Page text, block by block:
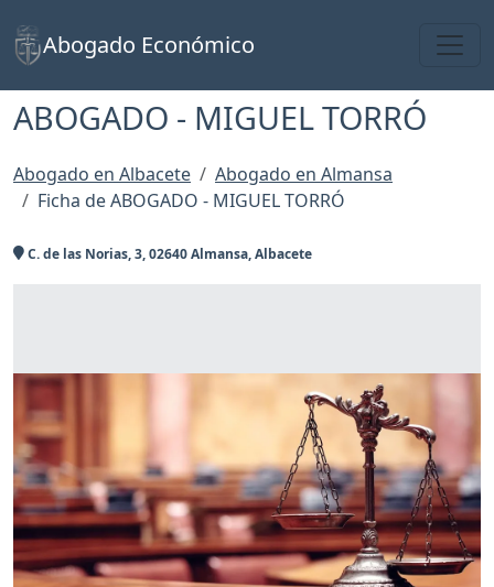
Abogado Económico
ABOGADO - MIGUEL TORRÓ
Abogado en Albacete
Abogado en Almansa
Ficha de ABOGADO - MIGUEL TORRÓ
C. de las Norias, 3, 02640 Almansa, Albacete